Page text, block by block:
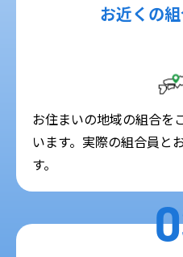
お近くの
お住まいの地域の組合を
います。実際の組合員と
す。